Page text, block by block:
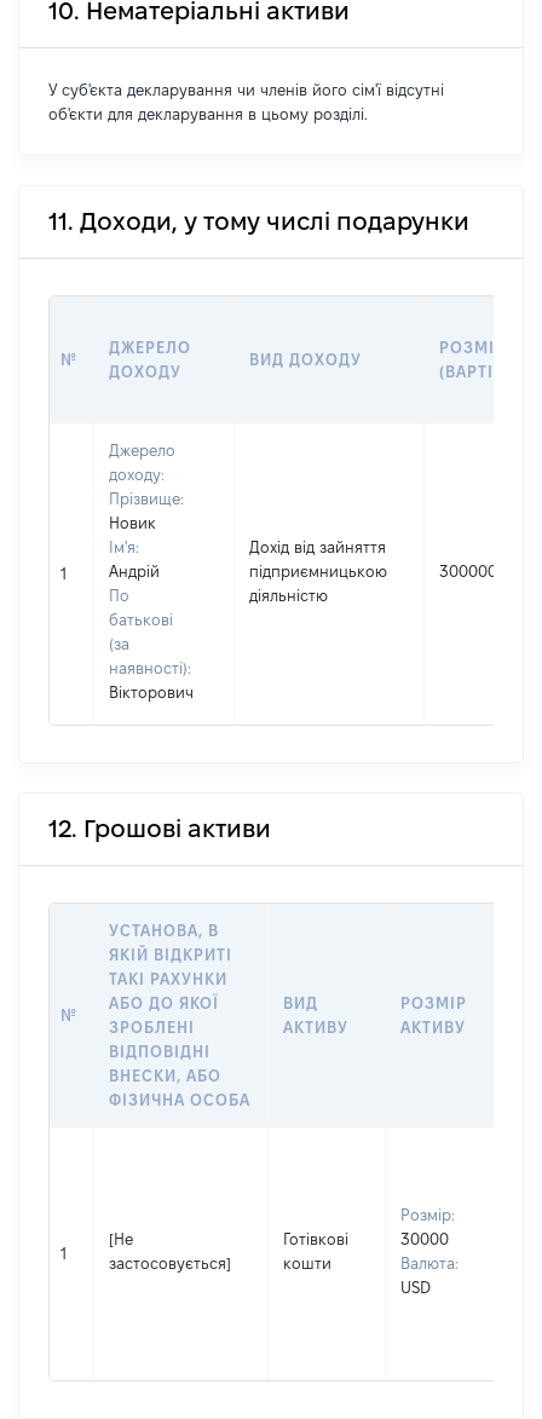
10. Нематеріальні активи
У суб'єкта декларування чи членів його сім'ї відсутні
об'єкти для декларування в цьому розділі.
11. Доходи, у тому числі подарунки
№
ДЖЕРЕЛО
ДОХОДУ
ВИД ДОХОДУ
РОЗМІР
(ВАРТІСТЬ)
1
Джерело
доходу:
Прізвище:
Новик
Ім'я:
Андрій
По
батькові
(за
наявності):
Вікторович
Дохід від зайняття
підприємницькою
діяльністю
300000
12. Грошові активи
№
УСТАНОВА, В
ЯКІЙ ВІДКРИТІ
ТАКІ РАХУНКИ
АБО ДО ЯКОЇ
ЗРОБЛЕНІ
ВІДПОВІДНІ
ВНЕСКИ, АБО
ФІЗИЧНА ОСОБА
ВИД
АКТИВУ
РОЗМІР
АКТИВУ
1
[Не
застосовується]
Готівкові
кошти
Розмір:
30000
Валюта:
USD